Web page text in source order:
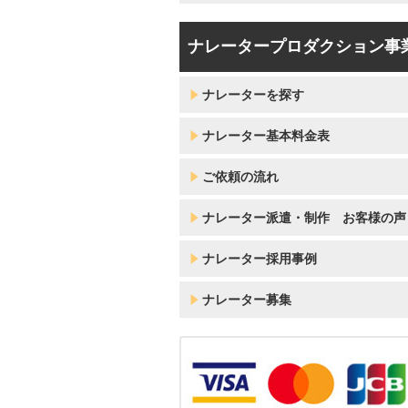
ナレータープロダクション事
ナレーターを探す
ナレーター基本料金表
ご依頼の流れ
ナレーター派遣・制作 お客様の声
ナレーター採用事例
ナレーター募集